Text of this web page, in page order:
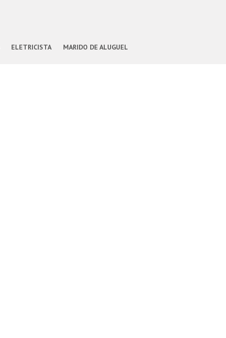
ELETRICISTA MARIDO DE ALUGUEL